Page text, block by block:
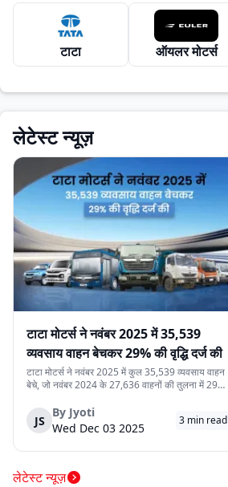
टाटा ऑयलर मोटर्स
लेटेस्ट न्यूज़
टाटा मोटर्स ने नवंबर 2025 में 35,539
व्यवसाय वाहन बेचकर 29% की वृद्धि दर्ज की
टाटा मोटर्स ने नवंबर 2025 में कुल 35,539 व्यवसाय वाहन
बेचे, जो नवंबर 2024 के 27,636 वाहनों की तुलना में 29%
कंपनी की विविध व्यवसाय वाहन श्रृंखला को दर्शाती है। घरेलू
बिक्री 32,753 वाहन रह...
JS
By Jyoti
Wed Dec 03 2025
3 min read
लेटेस्ट न्यूज़